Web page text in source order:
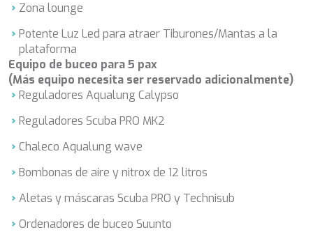
Zona lounge
Potente Luz Led para atraer Tiburones/Mantas a la
plataforma
Equipo de buceo para 5 pax
(Más equipo necesita ser reservado adicionalmente)
Reguladores Aqualung Calypso
Reguladores Scuba PRO MK2
Chaleco Aqualung wave
Bombonas de aire y nitrox de 12 litros
Aletas y máscaras Scuba PRO y Technisub
Ordenadores de buceo Suunto
HYPERION
IDYLLE
IMMERSIVE
INDIGO STAR I
INFINITAS
INSIEME
JAJARO'
JAZ
JOY ME
KAPTAN KADIR